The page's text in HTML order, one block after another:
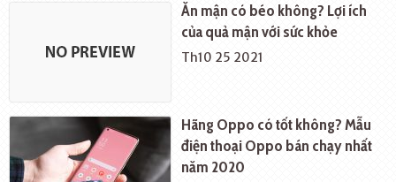
Ăn mận có béo không? Lợi ích
của quả mận với sức khỏe
Th10 25 2021
Hãng Oppo có tốt không? Mẫu
điện thoại Oppo bán chạy nhất
năm 2020